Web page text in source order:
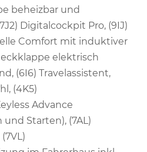
beheizbar und
Digitalcockpit Pro, (9IJ)
Comfort mit induktiver
elektrisch
(6I6) Travelassistent,
(4K5)
Advance
Starten), (7AL)